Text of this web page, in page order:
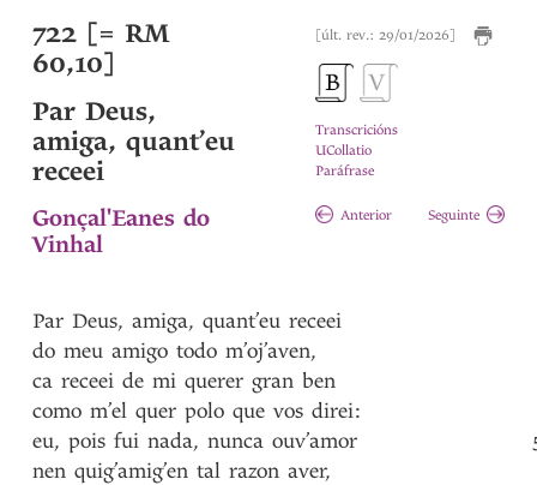
[últ. rev.: 29/01/2026]
Transcricións
UCollatio
Paráfrase
Anterior Seguinte
722 [= RM
60,10]
Par Deus,
amiga, quant’eu
receei
Gonçal'Eanes do
Vinhal
Par Deus, amiga, quant’eu receei
do meu amigo todo m’oj’aven,
ca receei de mi querer gran ben
como m’el quer polo que vos direi:
eu, pois fui nada, nunca ouv’amor
nen quig’amig’en tal razon aver,